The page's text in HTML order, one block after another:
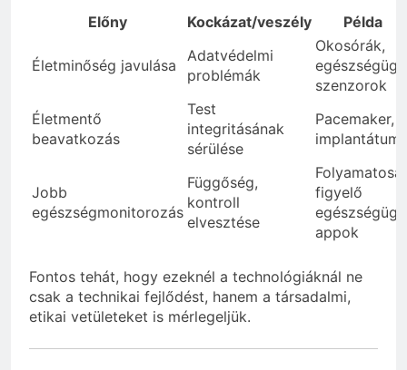
Előny Kockázat/veszély Példa
Életminőség javulása
Adatvédelmi
problémák
Okosórák,
szenzorok
Életmentő
beavatkozás
Test
integritásának
sérülése
Pacemaker,
implantátum
Jobb
egészségmonitorozás
Függőség,
kontroll
elvesztése
figyelő
appok
Fontos tehát, hogy ezeknél a technológiáknál ne
csak a technikai fejlődést, hanem a társadalmi,
etikai vetületeket is mérlegeljük.